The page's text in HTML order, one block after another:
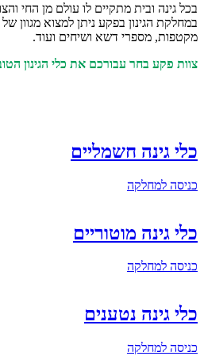
בכל גינה ובית מתקיים לו עולם מן החי
במחלקת הגינון בפקע ניתן למצוא מגוון
מקטפות, מספרי דשא ושיחים ועוד.
צוות פקע בחר עבורכם את כלי הגינון
כלי גינה חשמליים
כניסה למחלקה
כלי גינה מוטוריים
כניסה למחלקה
כלי גינה נטענים
כניסה למחלקה